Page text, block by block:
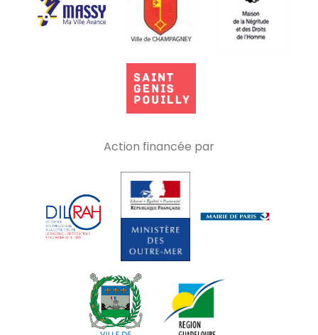
Action financée par